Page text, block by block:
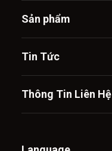
Sản phẩm
Tin Tức
Thông Tin Liên Hệ